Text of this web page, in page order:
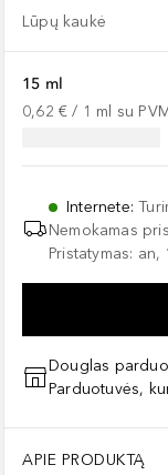
Lūpų kaukė
15 ml
0,62 € / 1 ml su
Internete:
Nemokamas
Pristatymas: an,
Douglas
Parduotuvės,
APIE PRODUKTĄ